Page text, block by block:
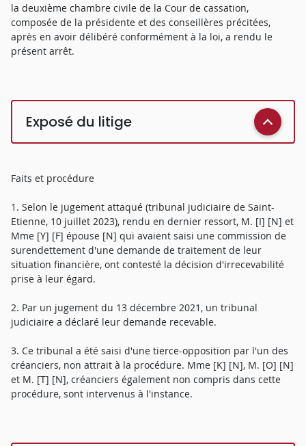
la deuxième chambre civile de la Cour de cassation,
composée de la présidente et des conseillères précitées,
après en avoir délibéré conformément à la loi, a rendu le
présent arrêt.
Exposé du litige
Faits et procédure
1. Selon le jugement attaqué (tribunal judiciaire de Saint-
Etienne, 10 juillet 2023), rendu en dernier ressort, M. [I] [N] et
Mme [Y] [F] épouse [N] qui avaient saisi une commission de
surendettement d'une demande de traitement de leur
situation financière, ont contesté la décision d'irrecevabilité
prise à leur égard.
2. Par un jugement du 13 décembre 2021, un tribunal
judiciaire a déclaré leur demande recevable.
3. Ce tribunal a été saisi d'une tierce-opposition par l'un des
créanciers, non attrait à la procédure. Mme [K] [N], M. [O] [N]
et M. [T] [N], créanciers également non compris dans cette
procédure, sont intervenus à l'instance.